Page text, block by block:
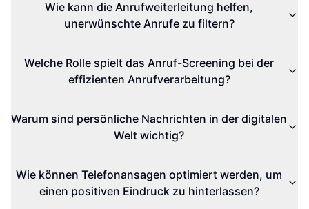
Wie kann die Anrufweiterleitung helfen,
unerwünschte Anrufe zu filtern?
Welche Rolle spielt das Anruf-Screening bei der
effizienten Anrufverarbeitung?
Warum sind persönliche Nachrichten in der digitalen
Welt wichtig?
Wie können Telefonansagen optimiert werden, um
einen positiven Eindruck zu hinterlassen?